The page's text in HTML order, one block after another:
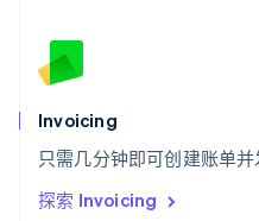
Invoicing
只需几分钟即可创建账单
探索 Invoicing
English
ไทยEnglish
希腊
English
西班牙